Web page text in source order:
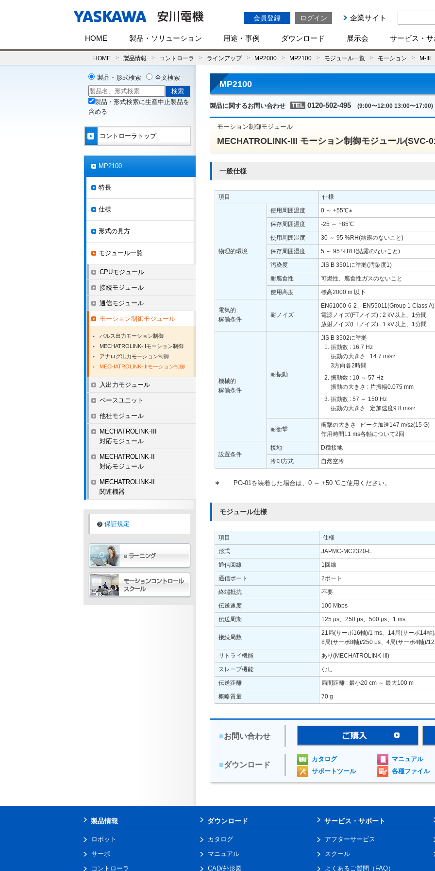
会員登録 ログイン 企業サイト
HOME 製品・ソリューション 用途・事例 ダウンロード 展示会 サービス・サ
HOME 製品情報 コントローラ ラインアップ MP2000 MP2100 モジュール一覧 モーション M-III
MP2100
製品に関するお問い合わせ 0120-502-495 (9:00〜12:00 13:00〜17:00)
モーション制御モジュール
MECHATROLINK-III モーション制御モジュール(SVC-
一般仕様
項目 仕様
物理的環境
使用周囲温度 0 ～ +55℃∗
保存周囲温度
-25 ～ +85℃
使用周囲湿度
30 ～ 95 %RH(結露のないこと)
保存周囲湿度
5 ～ 95 %RH(結露のないこと)
汚染度
JIS B 3501に準拠(汚染度1)
耐腐食性
可燃性、腐食性ガスのないこと
使用高度
標高2000 m 以下
電気的
稼働条件
耐ノイズ
EN61000-6-2、EN55011(Group 1 Class
電源ノイズ(FTノイズ) : 2 kV以上、1分間
放射ノイズ(FTノイズ) : 1 kV以上、1分間
機械的
稼働条件
耐振動
JIS B 3502に準拠
振動数 : 16.7 Hz
振動の大きさ : 14.7 m/s2
3方向各2時間
振動数 : 10 ～ 57 Hz
振動の大きさ : 片振幅0.075 mm
振動数 : 57 ～ 150 Hz
振動の大きさ : 定加速度9.8 m/s2
耐衝撃
衝撃の大きさ ピーク加速147 m/s2(15 G)
作用時間11 ms各軸について2回
設置条件
接地
D種接地
冷却方式
自然空冷
∗ PO-01を装着した場合は、0 ～ +50 ℃ご使用ください。
モジュール仕様
項目
仕様
形式
JAPMC-MC2320-E
通信回線
1回線
通信ポート
2ポート
終端抵抗
不要
伝送速度
100 Mbps
伝送周期
125 μs、250 μs、500 μs、1 ms
接続局数
21局(サーボ16軸)/1 ms、14局(サーボ14軸)/
8局(サーボ8軸)/250 μs、4局(サーボ4軸)/
リトライ機能
あり(MECHATROLINK-III)
スレーブ機能
なし
伝送距離
局間距離 : 最小20 cm ～ 最大100 m
概略質量
70 g
■お問い合わせ
■ダウンロード
カタログ マニュアル
サポートツール
各種ファイル
製品・形式検索 全文検索
製品・形式検索に生産中止製品を
含める
コントローラトップ
MP2100
特長
仕様
形式の見方
モジュール一覧
CPUモジュール
接続モジュール
通信モジュール
モーション制御モジュール
パルス出力モーション制御
MECHATROLINK-IIモーション制御
アナログ出力モーション制御
MECHATROLINK-IIIモーション制御
入出力モジュール
ベースユニット
他社モジュール
MECHATROLINK-III
対応モジュール
MECHATROLINK-II
対応モジュール
MECHATROLINK-II
関連機器
保証規定
製品情報
ロボット
サーボ
コントローラ
ダウンロード
カタログ
マニュアル
CAD/外形図
サービス・サポート
アフターサービス
スクール
よくあるご質問（FAQ）